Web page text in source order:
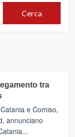
Cerca
tra
e Comiso,
annunciano